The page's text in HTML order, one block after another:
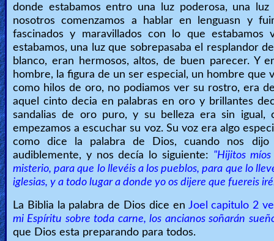
🎞
CBN
Videos
🎞
Kids
Videos
🎞
Worship
Music
🎞
donde estabamos entro una luz poderosa, una
nosotros comenzamos a hablar en lenguasn y
fascinados y maravillados con lo que
estabamos, una luz que sobrepasaba el resplandor
blanco, eran hermosos, altos, de buen parecer. Y
hombre, la figura de un ser especial, un hombre que
como hilos de oro, no podiamos ver su rostro, era
aquel cinto decia en palabras en oro y brillantes
sandalias de oro puro, y su belleza era sin igual,
empezamos a escuchar su voz. Su voz era algo
como dice la palabra de Dios, cuando nos dijo
audiblemente, y nos decía lo siguiente: "Hijitos
misterio, para que lo llevéis a los pueblos, para que lo
iglesias, y a todo lugar a donde yo os dijere que fuereis
La Biblia la palabra de Dios dice en Joel capitulo 2
mi Espíritu sobre toda carne, los ancianos soñarán
que Dios esta preparando para todos.